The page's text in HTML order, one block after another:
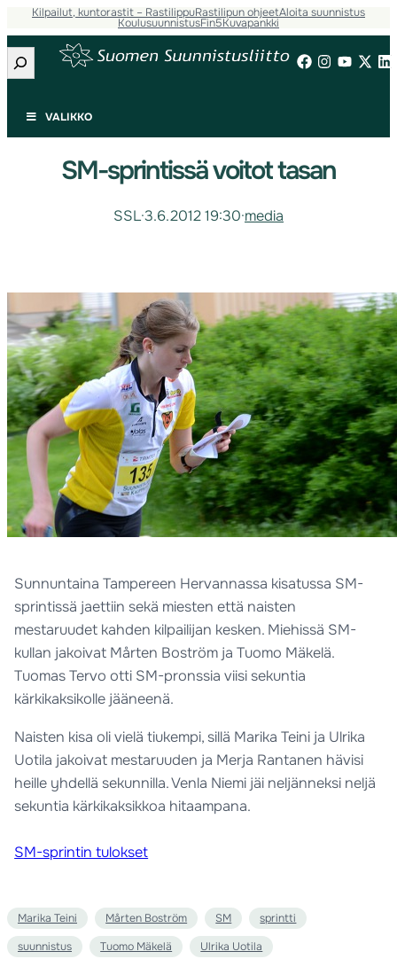
Kilpailut, kuntorastit – RastilippuRastilipun ohjeetAloita suunnistus
KoulusuunnistusFin5Kuvapankki
Etsi
VALIKKO
SM-sprintissä voitot tasan
SSL·3.6.2012 19:30·media
Sunnuntaina Tampereen Hervannassa kisatussa SM-
sprintissä jaettiin sekä miesten että naisten
mestaruudet kahden kilpailijan kesken. Miehissä SM-
kullan jakoivat Mårten Boström ja Tuomo Mäkelä.
Tuomas Tervo otti SM-pronssia viisi sekuntia
kärkikaksikolle jääneenä.
Naisten kisa oli vielä tiukempi, sillä Marika Teini ja Ulrika
Uotila jakoivat mestaruuden ja Merja Rantanen hävisi
heille yhdellä sekunnilla. Venla Niemi jäi neljänneksi neljä
sekuntia kärkikaksikkoa hitaampana.
SM-sprintin tulokset
Marika Teini Mårten Boström SM sprintti
suunnistus Tuomo Mäkelä Ulrika Uotila